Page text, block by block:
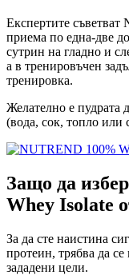
Експертите
приема по една-две
сутрин на гладно и
а в тренировъчен
тренировка.
Желателно е пудрата
(вода, сок, топло или
Защо да
Whey Isolate
За да сте наистина
протеин, трябва да
зададени цели.